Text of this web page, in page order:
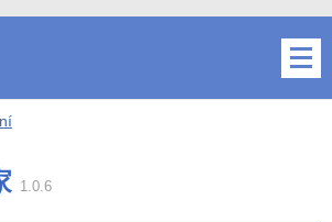
1.0.6